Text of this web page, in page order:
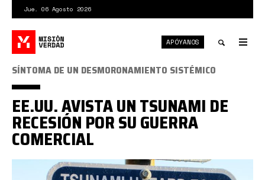
contenido
principal
Jue. 06 Agosto 2026
APÓYANOS
Tsunami-
SÍNTOMA DE UN DESMORONAMIENTO SISTÉMICO
EE.UU. AVISTA UN TSUNAMI DE
RECESIÓN POR SU GUERRA
COMERCIAL